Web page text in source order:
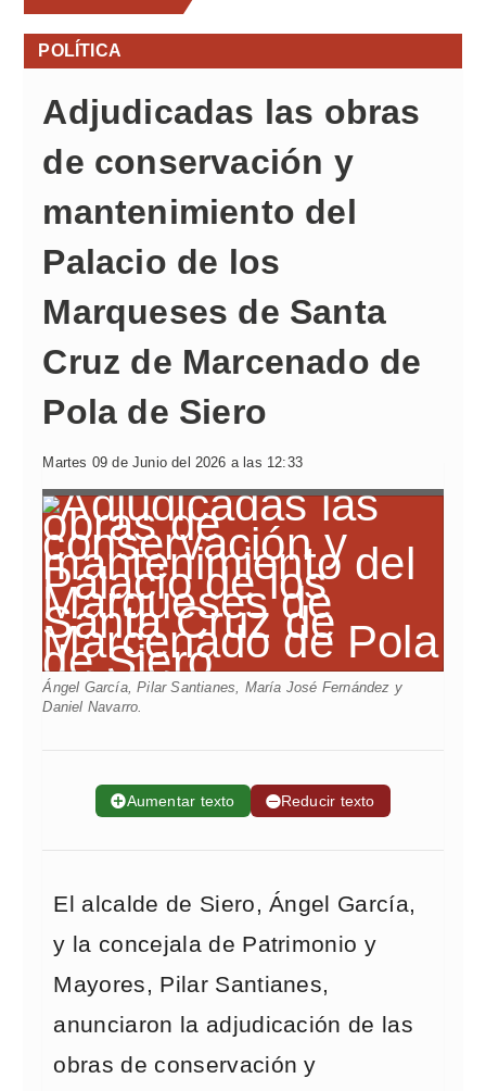
POLÍTICA
Adjudicadas las obras
de conservación y
mantenimiento del
Palacio de los
Marqueses de Santa
Cruz de Marcenado de
Pola de Siero
Martes 09 de Junio del 2026 a las 12:33
Ángel García, Pilar Santianes, María José Fernández y
Daniel Navarro.
➕Aumentar texto ➖Reducir texto
El alcalde de Siero, Ángel García,
y la concejala de Patrimonio y
Mayores, Pilar Santianes,
anunciaron la adjudicación de las
obras de conservación y